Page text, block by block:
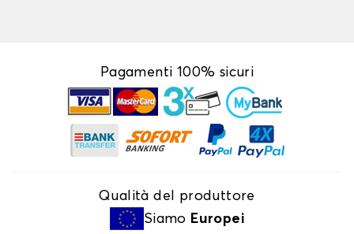
Pagamenti 100% sicuri
Qualità del produttore
Siamo Europei